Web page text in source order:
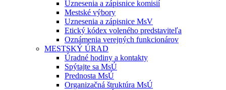
Uznesenia a zápisnice komisií
Mestské výbory
Uznesenia a zápisnice MsV
Etický kódex voleného predstaviteľa
Oznámenia verejných funkcionárov
MESTSKÝ ÚRAD
Úradné hodiny a kontakty
Spýtajte sa MsÚ
Prednosta MsÚ
Organizačná štruktúra MsÚ